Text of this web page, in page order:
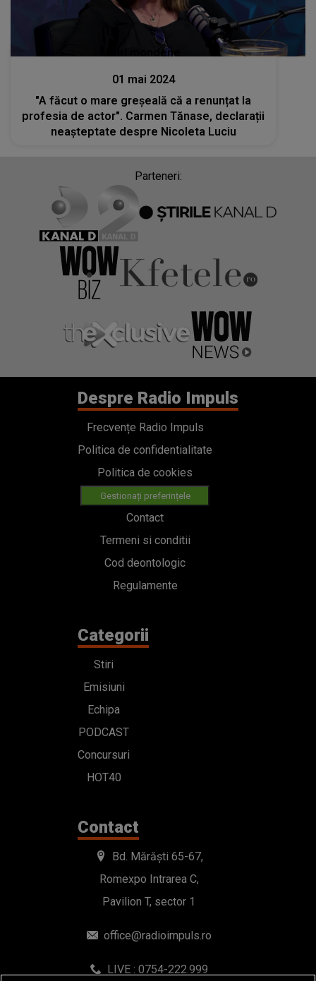
Stiri mondene
01 mai 2024
"A făcut o mare greșeală că a renunțat la
profesia de actor". Carmen Tănase, declarații
neașteptate despre Nicoleta Luciu
Parteneri:
Despre Radio Impuls
Frecvențe Radio Impuls
Politica de confidentialitate
Politica de cookies
Gestionați preferințele
Contact
Termeni si conditii
Cod deontologic
Regulamente
Categorii
Stiri
Emisiuni
Echipa
PODCAST
Concursuri
HOT40
Contact
Bd. Mărăști 65-67,
Romexpo Intrarea C,
Pavilion T, sector 1
office@radioimpuls.ro
LIVE : 0754-222.999